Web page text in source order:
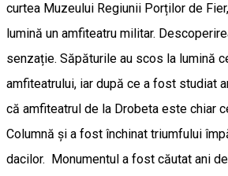
curtea Muzeului Regiunii Porților de
lumină un amfiteatru militar.
senzație. Săpăturile au scos la lumină
amfiteatrului, iar după ce a fost studiat
că amfiteatrul de la Drobeta este chiar
Columnă și a fost închinat triumfului
dacilor. Monumentul a fost căutat ani